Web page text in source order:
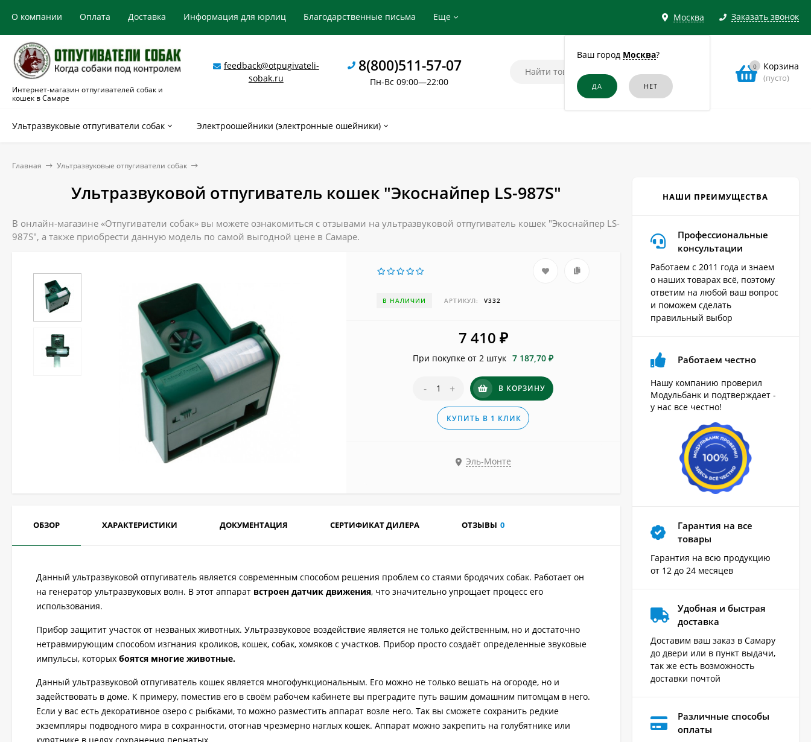
Москва
Ваш город Москва?
Заказать звонок
О компании Оплата Доставка Информация для юрлиц Благодарственные письма Еще
Интернет-магазин отпугивателей собак и
кошек в Самаре
feedback@otpugivateli-
sobak.ru
8(800)511-57-07
Пн-Вс 09:00—22:00
0 Корзина
(пусто)
Ультразвуковые отпугиватели собак Электроошейники (электронные ошейники)
Главная Ультразвуковые отпугиватели собак
Ультразвуковой отпугиватель кошек "Экоснайпер LS-987S"
В онлайн-магазине «Отпугиватели собак» вы можете ознакомиться с отзывами на ультразвуковой отпугиватель кошек "Экоснайпер LS-
987S", а также приобрести данную модель по самой выгодной цене в Самаре.
В НАЛИЧИИ АРТИКУЛ: V332
7 410 ₽
При покупке от 2 штук 7 187,70 ₽
- + В КОРЗИНУ
КУПИТЬ В 1 КЛИК
Эль-Монте
ОБЗОР ХАРАКТЕРИСТИКИ ДОКУМЕНТАЦИЯ СЕРТИФИКАТ ДИЛЕРА ОТЗЫВЫ 0
Данный ультразвуковой отпугиватель является современным способом решения проблем со стаями бродячих собак. Работает он
на генератор ультразвуковых волн. В этот аппарат встроен датчик движения, что значительно упрощает процесс его
использования.
Прибор защитит участок от незваных животных. Ультразвуковое воздействие является не только действенным, но и достаточно
нетравмирующим способом изгнания кроликов, кошек, собак, хомяков с участков. Прибор просто создаёт определенные звуковые
импульсы, которых боятся многие животные.
Данный ультразвуковой отпугиватель кошек является многофункциональным. Его можно не только вешать на огороде, но и
задействовать в доме. К примеру, поместив его в своём рабочем кабинете вы преградите путь вашим домашним питомцам в него.
Если у вас есть декоративное озеро с рыбками, то можно разместить аппарат возле него. Так вы сможете сохранить редкие
экземпляры подводного мира в сохранности, отогнав чрезмерно наглых кошек. Аппарат можно закрепить на голубятнике или
НАШИ ПРЕИМУЩЕСТВА
Профессиональные
консультации
Работаем с 2011 года и знаем
о наших товарах всё, поэтому
ответим на любой ваш вопрос
и поможем сделать
правильный выбор
Работаем честно
Нашу компанию проверил
Модульбанк и подтверждает -
у нас все честно!
Гарантия на все
товары
Гарантия на всю продукцию
от 12 до 24 месяцев
Удобная и быстрая
доставка
Доставим ваш заказ в Самару
до двери или в пункт выдачи,
так же есть возможность
доставки почтой
Различные способы
оплаты